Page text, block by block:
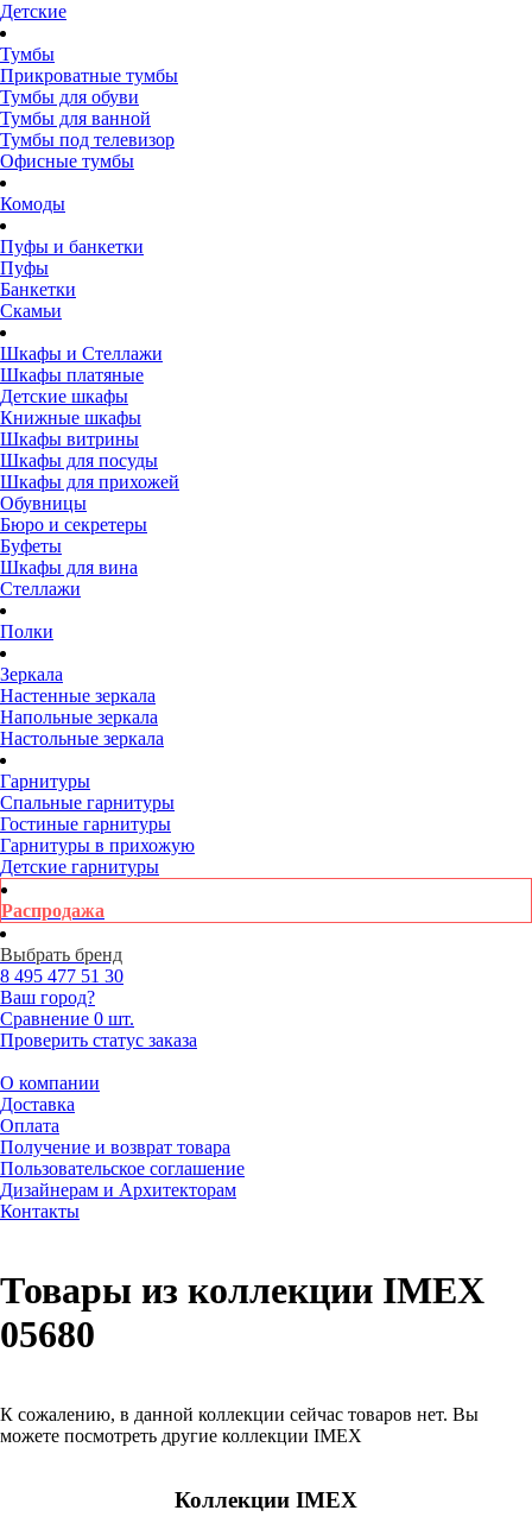
Детские
Тумбы
Прикроватные тумбы
Тумбы для обуви
Тумбы для ванной
Тумбы под телевизор
Офисные тумбы
Комоды
Пуфы и банкетки
Пуфы
Банкетки
Скамьи
Шкафы и Стеллажи
Шкафы платяные
Детские шкафы
Книжные шкафы
Шкафы витрины
Шкафы для посуды
Шкафы для прихожей
Обувницы
Бюро и секретеры
Буфеты
Шкафы для вина
Стеллажи
Полки
Зеркала
Настенные зеркала
Напольные зеркала
Настольные зеркала
Гарнитуры
Спальные гарнитуры
Гостиные гарнитуры
Гарнитуры в прихожую
Детские гарнитуры
Распродажа
Выбрать бренд
8 495 477 51 30
Ваш город?
Сравнение 0 шт.
Проверить статус заказа
О компании
Доставка
Оплата
Получение и возврат товара
Пользовательское соглашение
Дизайнерам и Архитекторам
Контакты
Товары из коллекции IMEX
05680
К сожалению, в данной коллекции сейчас товаров нет. Вы
можете посмотреть другие коллекции IMEX
Коллекции IMEX